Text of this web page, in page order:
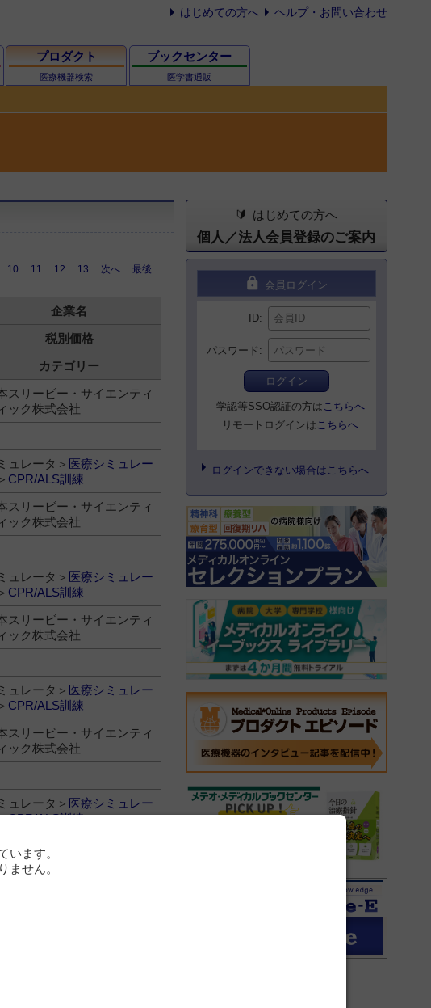
はじめての方へ ヘルプ・お問い合わせ
プロダクト
医療機器検索
ブックセンター
医学書通販
10 11 12 13 次へ 最後
企業名
税別価格
カテゴリー
スリービー・サイエンティ
ック株式会社
ュレータ＞ 医療シミュレー
＞ CPR/ALS訓練
スリービー・サイエンティ
ック株式会社
ュレータ＞ 医療シミュレー
＞ CPR/ALS訓練
スリービー・サイエンティ
ック株式会社
ュレータ＞ 医療シミュレー
＞ CPR/ALS訓練
スリービー・サイエンティ
ック株式会社
ュレータ＞ 医療シミュレー
CPR/ALS訓練
スリービー・サイエンティ
ック株式会社
はじめての方へ
個人／法人会員登録のご案内
lock 会員ログイン
ID
パスワード
ログイン
学認等SSO認証の方は こちらへ
リモートログインは こちらへ
ログインできない場合はこちらへ
います。
ません。